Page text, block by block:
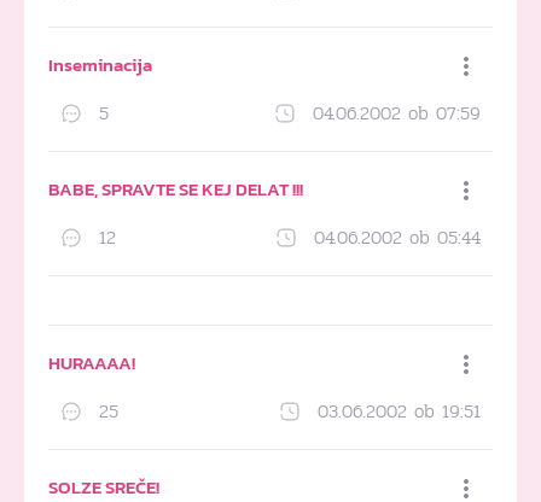
Inseminacija
5 04.06.2002 ob 07:59
BABE, SPRAVTE SE KEJ DELAT !!!
12 04.06.2002 ob 05:44
HURAAAA!
25 03.06.2002 ob 19:51
SOLZE SREČE!